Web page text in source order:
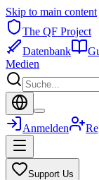
Skip to main content
The QF Project
Datenbank
Medien
Anmelden
Support Us